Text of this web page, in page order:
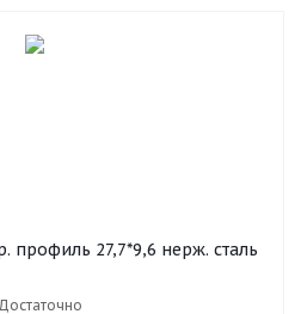
профиль 27,7*9,6 нерж. сталь
Достаточно